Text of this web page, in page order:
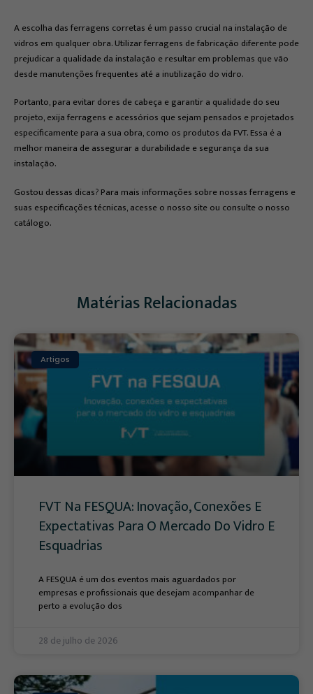
A escolha das ferragens corretas é um passo crucial na instalação de
vidros em qualquer obra. Utilizar ferragens de fabricação diferente pode
prejudicar a qualidade da instalação e resultar em problemas que vão
desde manutenções frequentes até a inutilização do vidro.
Portanto, para evitar dores de cabeça e garantir a qualidade do seu
projeto, exija ferragens e acessórios que sejam pensados e projetados
especificamente para a sua obra, como os produtos da FVT. Essa é a
melhor maneira de assegurar a durabilidade e segurança da sua
instalação.
Gostou dessas dicas? Para mais informações sobre nossas ferragens e
suas especificações técnicas, acesse o nosso site ou consulte o nosso
catálogo.
Matérias Relacionadas
Artigos
FVT Na FESQUA: Inovação, Conexões E
Expectativas Para O Mercado Do Vidro E
Esquadrias
A FESQUA é um dos eventos mais aguardados por
empresas e profissionais que desejam acompanhar de
perto a evolução dos
28 de julho de 2026